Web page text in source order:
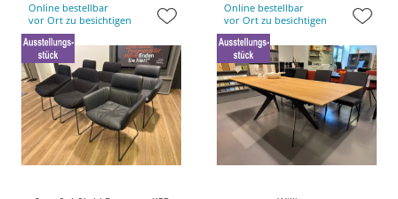
Online bestellbar
vor Ort zu besichtigen
Online bestellbar
vor Ort zu besichtigen